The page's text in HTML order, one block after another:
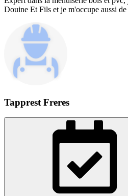
Douine Et Fils et je m'occupe aussi
Tapprest Freres